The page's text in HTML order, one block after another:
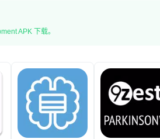
APK 下载。